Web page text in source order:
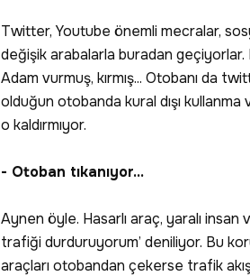
Twitter, Youtube önemli mecralar,
değişik arabalarla buradan
Adam vurmuş, kırmış... Otobanı da
olduğun otobanda kural dışı kullanma
o kaldırmıyor.
- Otoban tıkanıyor...
Aynen öyle. Hasarlı araç, yaralı insan
trafiği durduruyorum’ deniliyor. Bu
araçları otobandan çekerse trafik